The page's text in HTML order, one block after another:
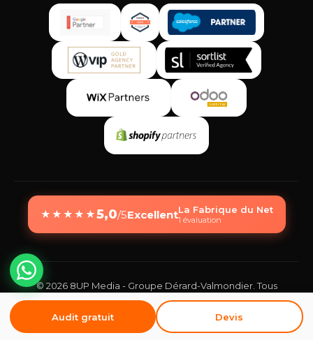
★ ★ ★ ★ ★5,0/5ExcellentLa Fabrique du Net
1 évaluation
© 2026 8UP Media - Groupe Dérard-Valmondier. Tous
droits réservés.
Mentions légales
Politique de confidentialité
Gérer mes cookies
Audit gratuit Devis